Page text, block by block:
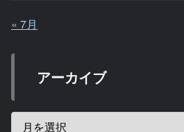
« 7月
アーカイブ